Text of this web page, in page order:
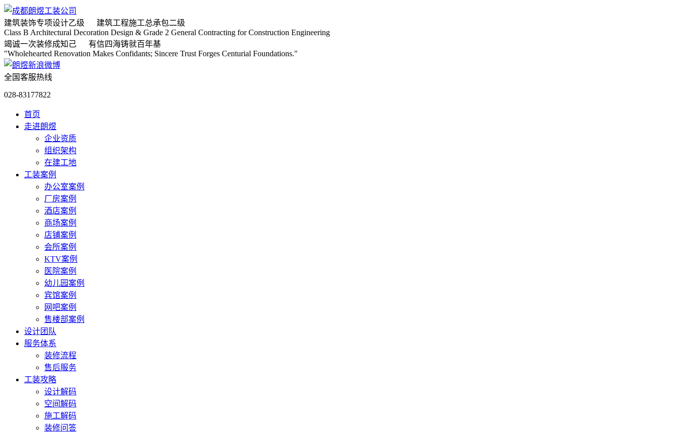
建筑装饰专项设计乙级 建筑工程施工总承包二级
Class B Architectural Decoration Design & Grade 2 General Contracting for Construction Engineering
竭诚一次装修成知己 有信四海铸就百年基
"Wholehearted Renovation Makes Confidants; Sincere Trust Forges Centurial Foundations."
全国客服热线
028-83177822
首页
走进朗煜
企业资质
组织架构
在建工地
工装案例
办公室案例
厂房案例
酒店案例
商场案例
店铺案例
会所案例
KTV案例
医院案例
幼儿园案例
宾馆案例
网吧案例
售楼部案例
设计团队
服务体系
装修流程
售后服务
工装攻略
设计解码
空间解码
施工解码
装修问答